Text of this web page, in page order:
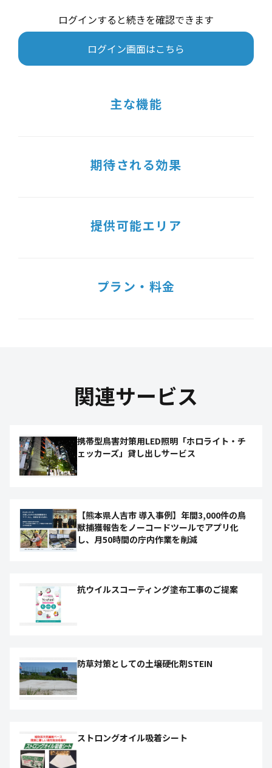
ログインすると続きを確認できます
ログイン画面はこちら
主な機能
期待される効果
提供可能エリア
プラン・料金
関連サービス
携帯型鳥害対策用LED照明「ホロライト・チ
ェッカーズ」貸し出しサービス
【熊本県人吉市 導入事例】年間3,000件の鳥
獣捕獲報告をノーコードツールでアプリ化
し、月50時間の庁内作業を削減
抗ウイルスコーティング塗布工事のご提案
防草対策としての土壌硬化剤STEIN
ストロングオイル吸着シート